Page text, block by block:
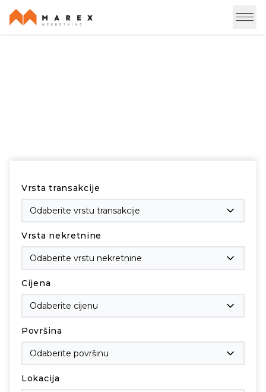
Vrsta transakcije
Odaberite vrstu transakcije
Vrsta nekretnine
Odaberite vrstu nekretnine
Cijena
Odaberite cijenu
Površina
Odaberite površinu
Lokacija